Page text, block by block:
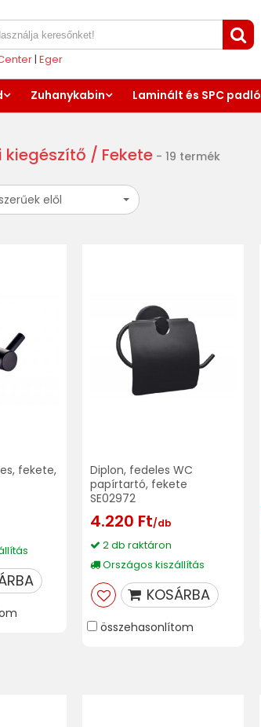
| Eger
Zuhanykabin Laminált és SPC padló
kiegészítő / Fekete- 19 termék
elől
fekete,
Diplon, fedeles WC
papírtartó, fekete
SE02972
4.220 Ft/db
2 db raktáron
Országos kiszállítás
KOSÁRBA
összehasonlítom